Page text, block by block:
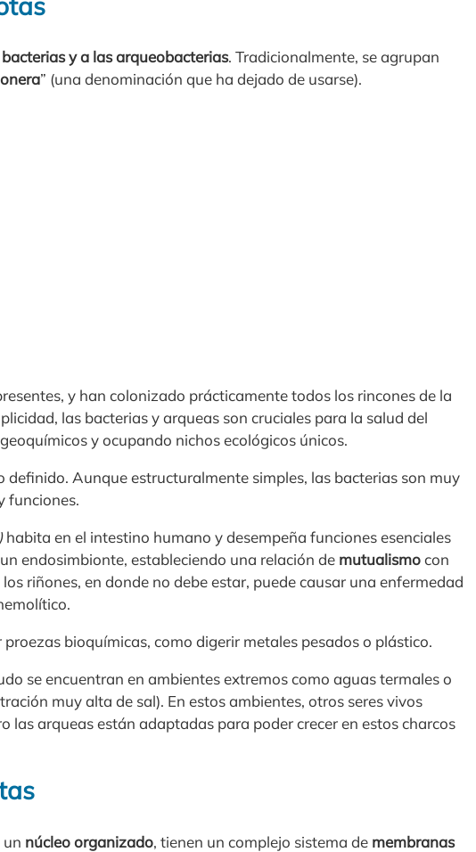
bacterias y a las arqueobacterias. Tradicionalmente, se agrupan
” (una denominación que ha dejado de usarse).
y han colonizado prácticamente todos los rincones de la
las bacterias y arqueas son cruciales para la salud del
y ocupando nichos ecológicos únicos.
definido. Aunque estructuralmente simples, las bacterias son muy
funciones.
habita en el intestino humano y desempeña funciones esenciales
endosimbionte, estableciendo una relación de mutualismocon
riñones, en donde no debe estar, puede causar una enfermedad
bioquímicas, como digerir metales pesados o plástico.
se encuentran en ambientes extremos como aguas termales o
muy alta de sal). En estos ambientes, otros seres vivos
las arqueas están adaptadas para poder crecer en estos charcos
un núcleo organizado, tienen un complejo sistema de membranas